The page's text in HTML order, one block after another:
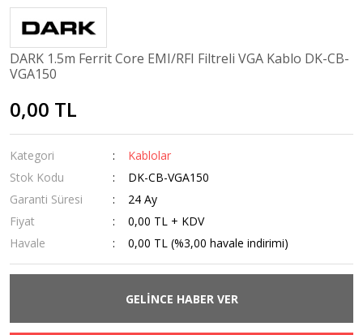
DARK 1.5m Ferrit Core EMI/RFI Filtreli VGA Kablo DK-CB-
VGA150
0,00 TL
Kategori
Kablolar
Stok Kodu
DK-CB-VGA150
Garanti Süresi
24 Ay
Fiyat
0,00 TL + KDV
Havale
0,00 TL (%3,00 havale indirimi)
GELİNCE HABER VER